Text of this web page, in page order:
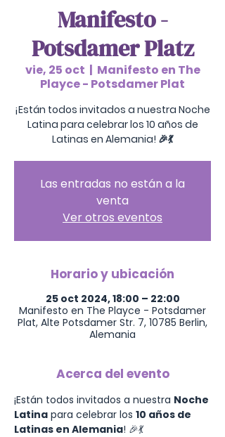
Manifesto -
Potsdamer Platz
vie, 25 oct
  |
Manifesto en The
Playce - Potsdamer Plat
¡Están todos invitados a nuestra Noche
Latina para celebrar los 10 años de
Latinas en Alemania! 🎉💃
Las entradas no están a la
venta
Ver otros eventos
Horario y ubicación
25 oct 2024, 18:00 – 22:00
Manifesto en The Playce - Potsdamer
Plat, Alte Potsdamer Str. 7, 10785 Berlin,
Alemania
Acerca del evento
¡Están todos invitados a nuestra Noche
Latina para celebrar los 10 años de
Latinas en Alemania! 🎉💃